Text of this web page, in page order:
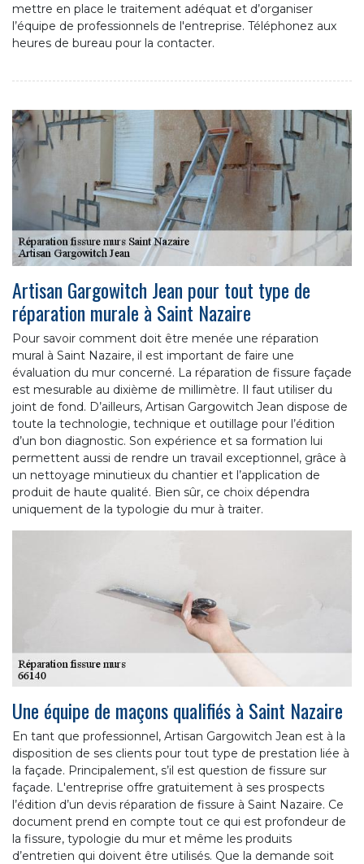
mettre en place le traitement adéquat et d’organiser
l’équipe de professionnels de l'entreprise. Téléphonez aux
heures de bureau pour la contacter.
Artisan Gargowitch Jean pour tout type de
réparation murale à Saint Nazaire
Pour savoir comment doit être menée une réparation
mural à Saint Nazaire, il est important de faire une
évaluation du mur concerné. La réparation de fissure façade
est mesurable au dixième de millimètre. Il faut utiliser du
joint de fond. D’ailleurs, Artisan Gargowitch Jean dispose de
toute la technologie, technique et outillage pour l’édition
d’un bon diagnostic. Son expérience et sa formation lui
permettent aussi de rendre un travail exceptionnel, grâce à
un nettoyage minutieux du chantier et l’application de
produit de haute qualité. Bien sûr, ce choix dépendra
uniquement de la typologie du mur à traiter.
Une équipe de maçons qualifiés à Saint Nazaire
En tant que professionnel, Artisan Gargowitch Jean est à la
disposition de ses clients pour tout type de prestation liée à
la façade. Principalement, s’il est question de fissure sur
façade. L'entreprise offre gratuitement à ses prospects
l’édition d’un devis réparation de fissure à Saint Nazaire. Ce
document prend en compte tout ce qui est profondeur de
la fissure, typologie du mur et même les produits
d’entretien qui doivent être utilisés. Que la demande soit